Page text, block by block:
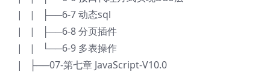
| | ├──6-7 动态sql
| | ├──6-8 分页插件
| | └──6-9 多表操作
| ├──07-第七章 JavaScript-V10.0